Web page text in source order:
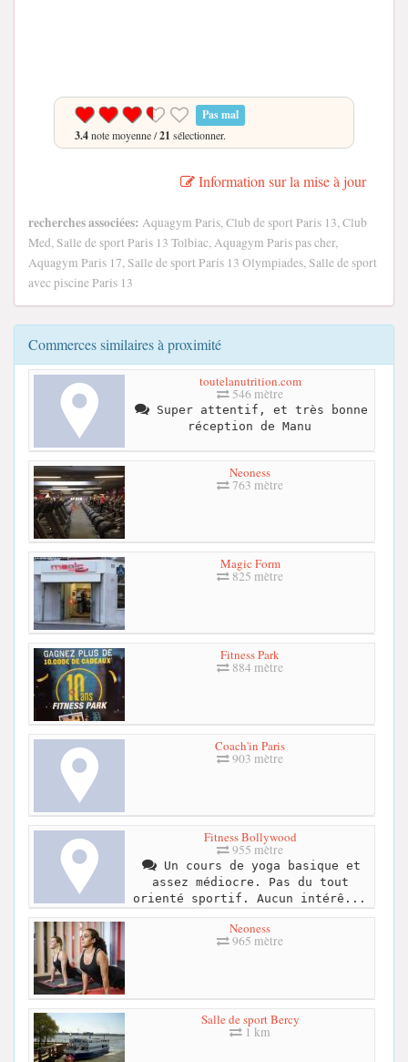
Pas mal
3.4note moyenne /21 sélectionner.
Information sur la mise à jour
recherches associées: Aquagym Paris, Club de sport Paris 13, Club
Med, Salle de sport Paris 13 Tolbiac, Aquagym Paris pas cher,
Aquagym Paris 17, Salle de sport Paris 13 Olympiades, Salle de sport
avec piscine Paris 13
Commerces similaires à proximité
toutelanutrition.com
546 mètre
Super attentif, et très bonne
réception de Manu
Neoness
763 mètre
Magic Form
825 mètre
Fitness Park
884 mètre
Coach'in Paris
903 mètre
Fitness Bollywood
955 mètre
Un cours de yoga basique et
assez médiocre. Pas du tout
orienté sportif. Aucun intérê...
Neoness
965 mètre
Salle de sport Bercy
1 km